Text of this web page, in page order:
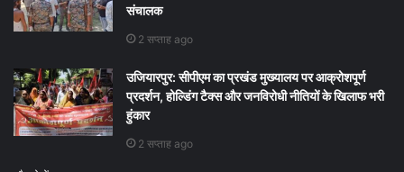
संचालक
2 सप्ताह ago
उजियारपुर: सीपीएम का प्रखंड मुख्यालय पर आक्रोशपूर्ण
प्रदर्शन, होल्डिंग टैक्स और जनविरोधी नीतियों के खिलाफ भरी
हुंकार
2 सप्ताह ago